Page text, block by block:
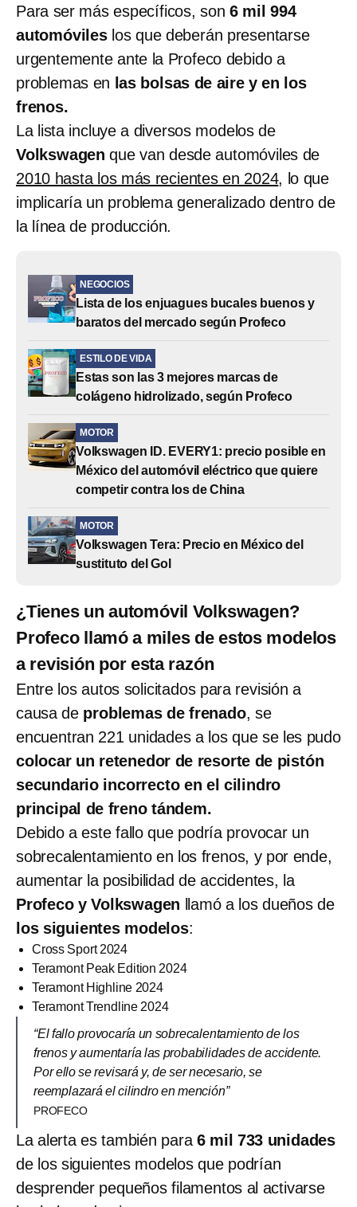
Para ser más específicos, son 6 mil 994
automóviles los que deberán presentarse
urgentemente ante la Profeco debido a
problemas en las bolsas de aire y en los
frenos.
La lista incluye a diversos modelos de
Volkswagen que van desde automóviles de
2010 hasta los más recientes en 2024, lo que
implicaría un problema generalizado dentro de
la línea de producción.
NEGOCIOS
Lista de los enjuagues bucales buenos y
baratos del mercado según Profeco
ESTILO DE VIDA
Estas son las 3 mejores marcas de
colágeno hidrolizado, según Profeco
MOTOR
Volkswagen ID. EVERY1: precio posible en
México del automóvil eléctrico que quiere
competir contra los de China
MOTOR
Volkswagen Tera: Precio en México del
sustituto del Gol
¿Tienes un automóvil Volkswagen?
Profeco llamó a miles de estos modelos
a revisión por esta razón
Entre los autos solicitados para revisión a
causa de problemas de frenado, se
encuentran 221 unidades a los que se les pudo
colocar un retenedor de resorte de pistón
secundario incorrecto en el cilindro
principal de freno tándem.
Debido a este fallo que podría provocar un
sobrecalentamiento en los frenos, y por ende,
aumentar la posibilidad de accidentes, la
Profeco y Volkswagen llamó a los dueños de
los siguientes modelos:
Cross Sport 2024
Teramont Peak Edition 2024
Teramont Highline 2024
Teramont Trendline 2024
“El fallo provocaría un sobrecalentamiento de los
frenos y aumentaría las probabilidades de accidente.
Por ello se revisará y, de ser necesario, se
reemplazará el cilindro en mención”
PROFECO
La alerta es también para 6 mil 733 unidades
de los siguientes modelos que podrían
desprender pequeños filamentos al activarse